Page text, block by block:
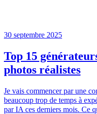
30 septembre 2025
Top 15
photos réalistes
Je vais commencer par une
beaucoup trop de temps à
par IA ces derniers mois. Ce